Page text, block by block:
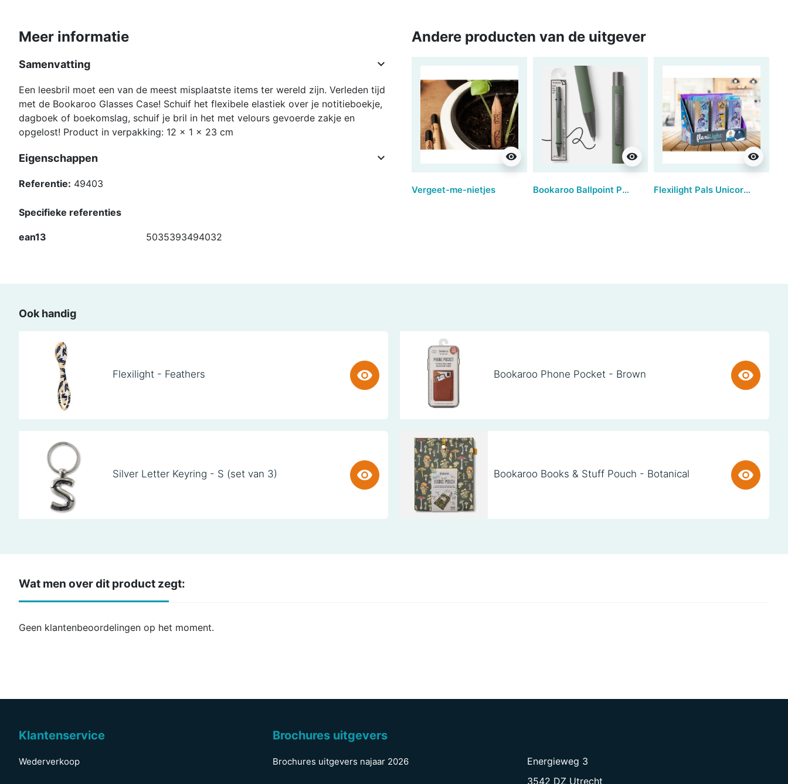
Meer informatie
Samenvatting 
Een leesbril moet een van de meest misplaatste items ter wereld zijn. Verleden tijd
met de Bookaroo Glasses Case! Schuif het flexibele elastiek over je notitieboekje,
dagboek of boekomslag, schuif je bril in het met velours gevoerde zakje en
opgelost! Product in verpakking: 12 x 1 x 23 cm
Eigenschappen 
Referentie: 49403
Specifieke referenties
ean13 5035393494032
Andere producten van de uitgever
visibility
Vergeet-me-nietjes
visibility
Bookaroo Ballpoint Pen - Fern (set van 3)
visibility
Flexilight Pals Unicorn - display 12 stuks (leeg)
Ook handig
Flexilight - Feathers Bookaroo Phone Pocket - Brown
Silver Letter Keyring - S (set van 3) Bookaroo Books & Stuff Pouch - Botanical
Wat men over dit product zegt:
Geen klantenbeoordelingen op het moment.
Klantenservice
Wederverkoop
Brochures uitgevers
Brochures uitgevers najaar 2026
Energieweg 3
3542 DZ Utrecht